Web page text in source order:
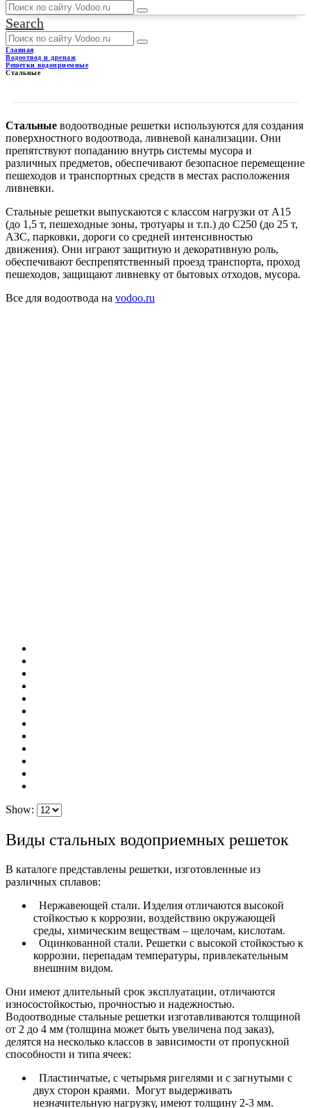
Search
Главная
Водоотвод и дренаж
Решетки водоприемные
Стальные
Стальные водоотводные решетки используются для создания
поверхностного водоотвода, ливневой канализации. Они
препятствуют попаданию внутрь системы мусора и
различных предметов, обеспечивают безопасное перемещение
пешеходов и транспортных средств в местах расположения
ливневки.
Стальные решетки выпускаются с классом нагрузки от А15
(до 1,5 т, пешеходные зоны, тротуары и т.п.) до С250 (до 25 т,
АЗС, парковки, дороги со средней интенсивностью
движения). Они играют защитную и декоративную роль,
обеспечивают беспрепятственный проезд транспорта, проход
пешеходов, защищают ливневку от бытовых отходов, мусора.
Все для водоотвода на vodoo.ru
Show:
Виды стальных водоприемных решеток
В каталоге представлены решетки, изготовленные из
различных сплавов:
Нержавеющей стали. Изделия отличаются высокой
стойкостью к коррозии, воздействию окружающей
среды, химическим веществам – щелочам, кислотам.
Оцинкованной стали. Решетки с высокой стойкостью к
коррозии, перепадам температуры, привлекательным
внешним видом.
Они имеют длительный срок эксплуатации, отличаются
износостойкостью, прочностью и надежностью.
Водоотводные стальные решетки изготавливаются толщиной
от 2 до 4 мм (толщина может быть увеличена под заказ),
делятся на несколько классов в зависимости от пропускной
способности и типа ячеек:
Пластинчатые, с четырьмя ригелями и с загнутыми с
двух сторон краями. Могут выдерживать
незначительную нагрузку, имеют толщину 2-3 мм.